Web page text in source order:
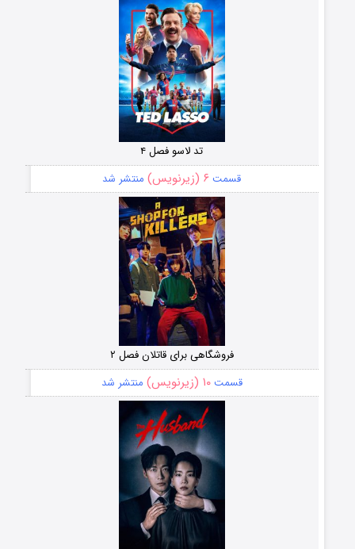
تد لاسو فصل ۴
قسمت ۶ (زیرنویس) منتشر شد
فروشگاهی برای قاتلان فصل ۲
قسمت۱۰ (زیرنویس) منتشر شد